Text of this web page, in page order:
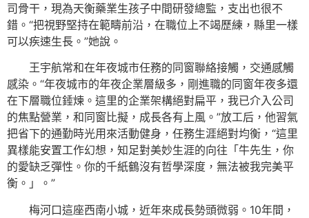
司骨干，現為天衡藥業生孩子中間研發總監，支出也很不
錯。“把視野堅持在範疇前沿，在職位上不竭歷練，縣里一樣
可以疾速生長。”她說。
王宇航常和在年夜城市任務的同窗聯絡接觸，交通感觸
感染。“年夜城市的年夜企業層級多，剛進職的同窗年夜多還
在下層職位錘煉。這里的企業架構絕對扁平，我已介入公司
的焦點營業，和同窗比擬，成長各有上風。”放工后，他習氣
把省下的通勤時光用來活動健身，任務生涯絕對均衡，“這里
異樣能安置工作幻想，知足對美妙生涯的向往「牛先生，你
的愛缺乏彈性。你的千紙鶴沒有哲學深度，無法被我完美平
衡。」。”
梅河口這座西南小城，近年來成長勢頭微弱。10年間，